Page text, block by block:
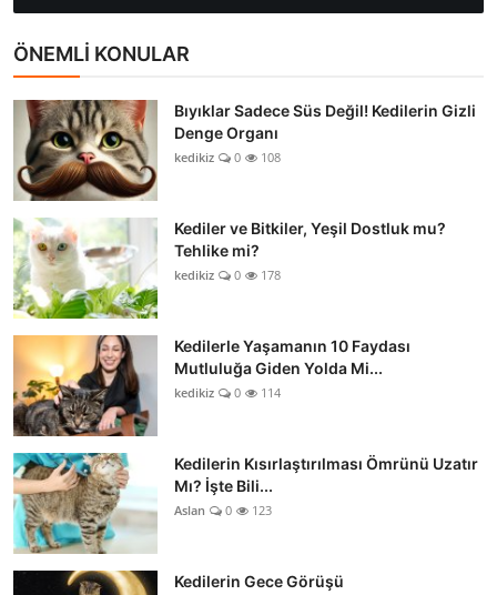
ÖNEMLİ KONULAR
Bıyıklar Sadece Süs Değil! Kedilerin Gizli
Denge Organı
kedikiz 0 108
Kediler ve Bitkiler, Yeşil Dostluk mu?
Tehlike mi?
kedikiz 0 178
Kedilerle Yaşamanın 10 Faydası
Mutluluğa Giden Yolda Mi...
kedikiz 0 114
Kedilerin Kısırlaştırılması Ömrünü Uzatır
Mı? İşte Bili...
Aslan 0 123
Kedilerin Gece Görüşü